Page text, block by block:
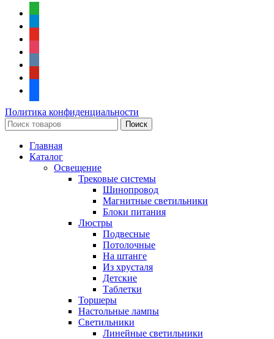
Политика конфиденциальности
Поиск
Главная
Каталог
Освещение
Трековые системы
Шинопровод
Магнитные светильники
Блоки питания
Люстры
Подвесные
Потолочные
На штанге
Из хрусталя
Детские
Таблетки
Торшеры
Настольные лампы
Светильники
Линейные светильники